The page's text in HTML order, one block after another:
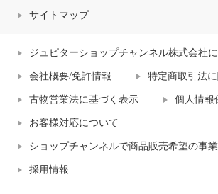
サイトマップ
ジュピターショップチャンネル株式会社
会社概要/免許情報 特定商取引法
古物営業法に基づく表示 個人情報
お客様対応について
ショップチャンネルで商品販売希望の事
採用情報